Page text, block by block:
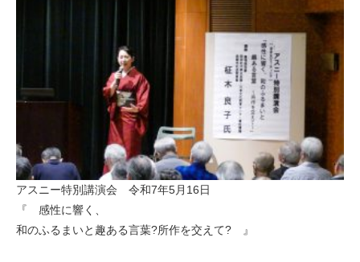
アスニー特別講演会 令和7年5月16日
『 感性に響く、
和のふるまいと趣ある言葉?所作を交えて? 』